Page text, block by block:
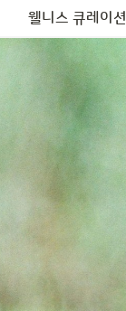
웰니스 큐레이션